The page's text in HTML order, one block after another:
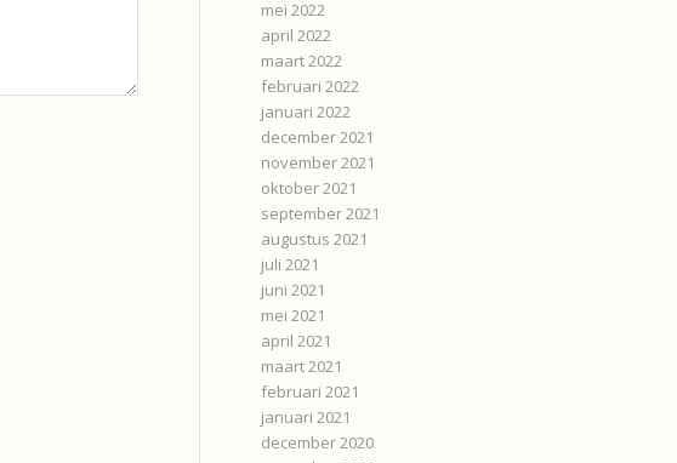
mei 2022
april 2022
maart 2022
februari 2022
januari 2022
december 2021
november 2021
oktober 2021
september 2021
augustus 2021
juli 2021
juni 2021
mei 2021
april 2021
maart 2021
februari 2021
januari 2021
december 2020